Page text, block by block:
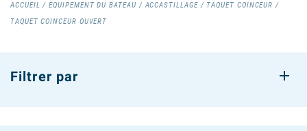
ACCUEIL EQUIPEMENT DU BATEAU ACCASTILLAGE
TAQUET COINCEUR
TAQUET COINCEUR OUVERT
Filtrer par